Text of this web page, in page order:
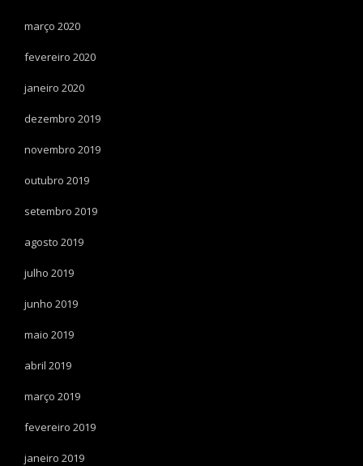
março 2020
fevereiro 2020
janeiro 2020
dezembro 2019
novembro 2019
outubro 2019
setembro 2019
agosto 2019
julho 2019
junho 2019
maio 2019
abril 2019
março 2019
fevereiro 2019
janeiro 2019